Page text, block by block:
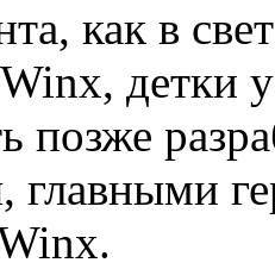
как в
детки
позже
главными